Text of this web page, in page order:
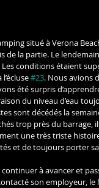
situé à Verona
de la partie. Le
conditions étaient
#23. Nous avions
été surpris
du niveau d’eau
sont décédés la
trop près du barrage,
une très triste
et de toujours porter
à avancer et
son employeur,